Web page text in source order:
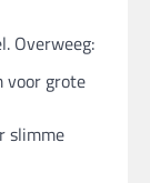
Overweeg:
voor grote
slimme